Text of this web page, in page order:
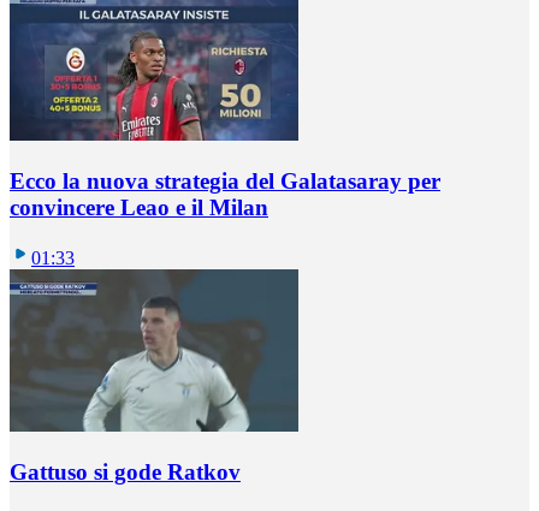
Ecco la nuova strategia del Galatasaray per
convincere Leao e il Milan
01:33
Gattuso si gode Ratkov